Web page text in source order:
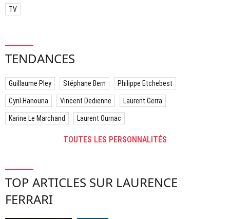
TV
TENDANCES
Guillaume Pley Stéphane Bern Philippe Etchebest
Cyril Hanouna Vincent Dedienne Laurent Gerra
Karine Le Marchand Laurent Ournac
TOUTES LES PERSONNALITÉS
TOP ARTICLES SUR LAURENCE
FERRARI